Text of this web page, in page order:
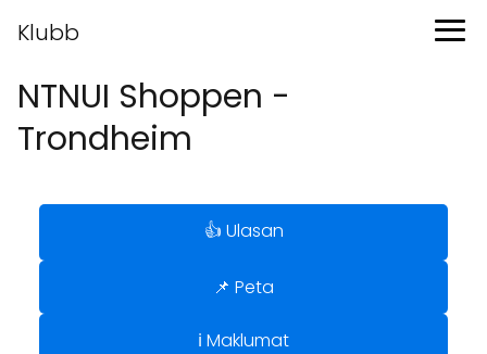
Klubb
NTNUI Shoppen -
Trondheim
👍 Ulasan
📌 Peta
ℹ️ Maklumat